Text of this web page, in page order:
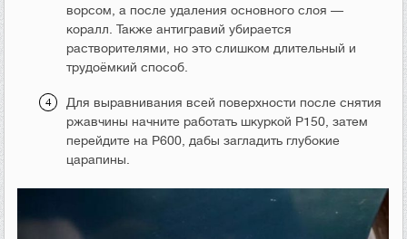
ворсом, а после удаления основного слоя —
коралл. Также антигравий убирается
растворителями, но это слишком длительный и
трудоёмкий способ.
Для выравнивания всей поверхности после снятия
ржавчины начните работать шкуркой Р150, затем
перейдите на Р600, дабы загладить глубокие
царапины.